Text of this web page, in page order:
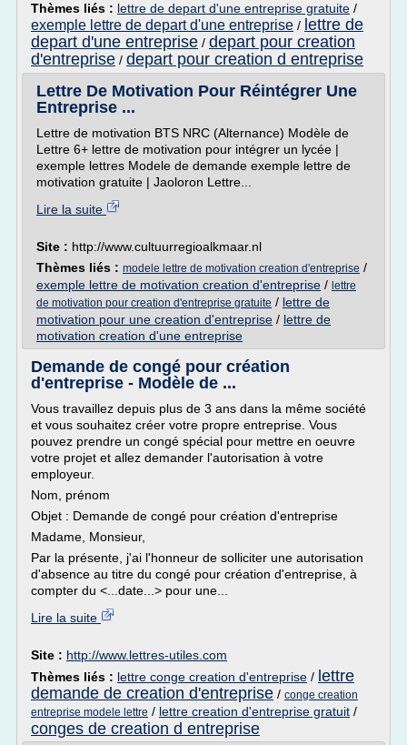
Thèmes liés : lettre de depart d'une entreprise gratuite /
exemple lettre de depart d'une entreprise / lettre de
depart d'une entreprise / depart pour creation
d'entreprise / depart pour creation d entreprise
Lettre De Motivation Pour Réintégrer Une
Entreprise ...
Lettre de motivation BTS NRC (Alternance) Modèle de
Lettre 6+ lettre de motivation pour intégrer un lycée |
exemple lettres Modele de demande exemple lettre de
motivation gratuite | Jaoloron Lettre...
Lire la suite
Site : http://www.cultuurregioalkmaar.nl
Thèmes liés : modele lettre de motivation creation d'entreprise /
exemple lettre de motivation creation d'entreprise / lettre
de motivation pour creation d'entreprise gratuite / lettre de
motivation pour une creation d'entreprise / lettre de
motivation creation d'une entreprise
Demande de congé pour création
d'entreprise - Modèle de ...
Vous travaillez depuis plus de 3 ans dans la même société
et vous souhaitez créer votre propre entreprise. Vous
pouvez prendre un congé spécial pour mettre en oeuvre
votre projet et allez demander l'autorisation à votre
employeur.
Nom, prénom
Objet : Demande de congé pour création d'entreprise
Madame, Monsieur,
Par la présente, j'ai l'honneur de solliciter une autorisation
d'absence au titre du congé pour création d'entreprise, à
compter du <...date...> pour une...
Lire la suite
Site : http://www.lettres-utiles.com
Thèmes liés : lettre conge creation d'entreprise / lettre
demande de creation d'entreprise / conge creation
entreprise modele lettre / lettre creation d'entreprise gratuit /
conges de creation d entreprise